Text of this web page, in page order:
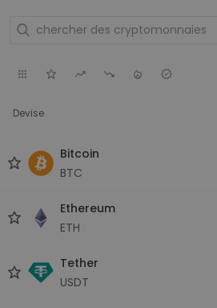
Devise
Bitcoin
BTC
Ethereum
ETH
Tether
USDT